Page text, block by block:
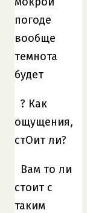
погоде
вообще
темнота
будет
? Как
ощущения,
стОит ли?
Вам то ли
стоит с
таким